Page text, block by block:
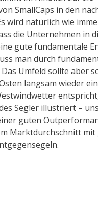
SmallCaps in den
wird natürlich wie
die Unternehmen in
gute fundamentale
man durch
Umfeld sollte aber
langsam wieder
Segler illustriert –
guten
Marktdurchschnitt mit